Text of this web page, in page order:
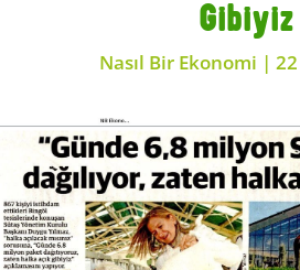
Gibiyiz
Nasıl Bir Ekonomi |